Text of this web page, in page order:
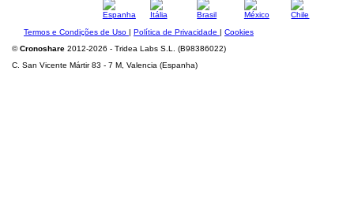
Termos e Condições de Uso | Política de Privacidade | Cookies
©Cronoshare 2012-2026 - Tridea Labs S.L. (B98386022)
C. San Vicente Mártir 83 - 7 M, Valencia (Espanha)